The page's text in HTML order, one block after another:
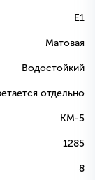
E1
Матовая
Водостойкий
отдельно
КМ-5
1285
8